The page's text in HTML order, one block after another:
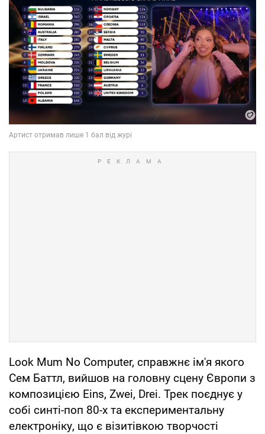
Look Mum No Computer, справжнє ім'я якого
Сем Баттл, вийшов на головну сцену Європи з
композицією Eins, Zwei, Drei. Трек поєднує у
собі синті-поп 80-х та експериментальну
електроніку, що є візитівкою творчості